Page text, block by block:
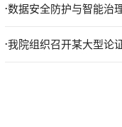
.数据安全防护与智能治
.我院组织召开某大型论